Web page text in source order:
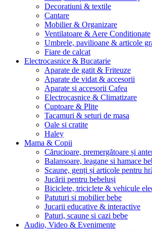
Decoratiuni & textile
Cantare
Mobilier & Organizare
Ventilatoare & Aere Conditionate
Umbrele, pavilioane & articole
Fiare de calcat
Electrocasnice & Bucatarie
Aparate de gatit & Friteuze
Aparate de vidat & accesorii
Aparate si accesorii Cafea
Electrocasnice & Climatizare
Cuptoare & Plite
Tacamuri & seturi de masa
Oale si cratite
Haley
Mama & Copii
Cărucioare, premergătoare și
Balansoare, leagane si hamace
Scaune, genți și articole pentru
Jucării pentru bebeluși
Biciclete, triciclete & vehicule
Patuturi si mobilier bebe
Jucarii educative & interactive
Paturi, scaune si cazi bebe
Audio, Video & Evenimente